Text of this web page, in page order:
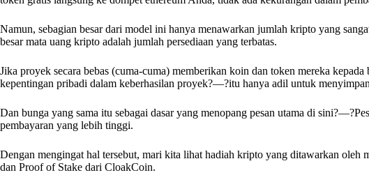
Namun, sebagian besar dari model ini hanya menawarkan jumlah kripto yang
besar mata uang kripto adalah jumlah persediaan yang terbatas.
Jika proyek secara bebas (cuma-cuma) memberikan koin dan token mereka
kepentingan pribadi dalam keberhasilan proyek?—?itu hanya adil untuk
Dan bunga yang sama itu sebagai dasar yang menopang pesan utama di
pembayaran yang lebih tinggi.
Dengan mengingat hal tersebut, mari kita lihat hadiah kripto yang ditawarkan
dan Proof of Stake dari CloakCoin.